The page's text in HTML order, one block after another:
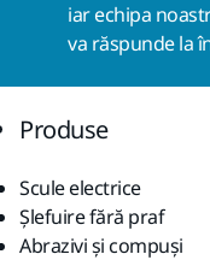
iar echipa
va răspunde la
Produse
Scule electrice
Șlefuire fără praf
Abrazivi și compuși